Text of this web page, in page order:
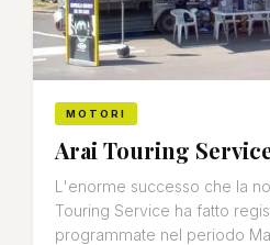
MOTORI
Arai Touring
L'enorme successo che la
Touring Service ha fatto
programmate nel periodo